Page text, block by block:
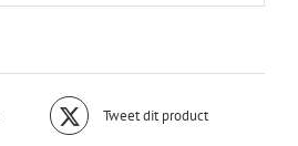
Tweet dit product